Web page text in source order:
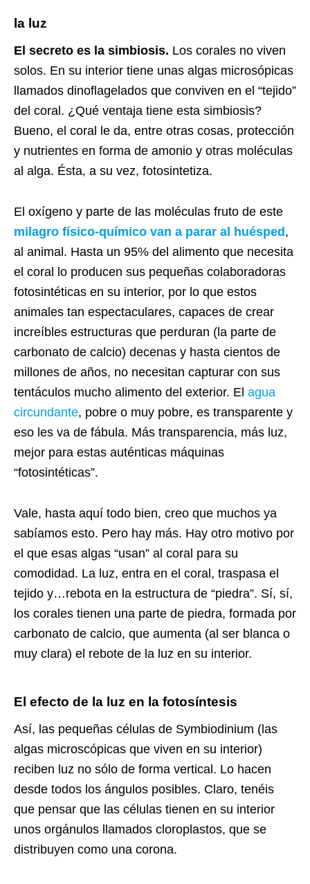
la luz
El secreto es la simbiosis. Los corales no viven
solos. En su interior tiene unas algas microsópicas
llamados dinoflagelados que conviven en el “tejido”
del coral. ¿Qué ventaja tiene esta simbiosis?
Bueno, el coral le da, entre otras cosas, protección
y nutrientes en forma de amonio y otras moléculas
al alga. Ésta, a su vez, fotosintetiza.
El oxígeno y parte de las moléculas fruto de este
milagro físico-químico van a parar al huésped ,
al animal. Hasta un 95% del alimento que necesita
el coral lo producen sus pequeñas colaboradoras
fotosintéticas en su interior, por lo que estos
animales tan espectaculares, capaces de crear
increíbles estructuras que perduran (la parte de
carbonato de calcio) decenas y hasta cientos de
millones de años, no necesitan capturar con sus
tentáculos mucho alimento del exterior. El agua
circundante, pobre o muy pobre, es transparente y
eso les va de fábula. Más transparencia, más luz,
mejor para estas auténticas máquinas
“fotosintéticas”.
Vale, hasta aquí todo bien, creo que muchos ya
sabíamos esto. Pero hay más. Hay otro motivo por
el que esas algas “usan” al coral para su
comodidad. La luz, entra en el coral, traspasa el
tejido y…rebota en la estructura de “piedra”. Sí, sí,
los corales tienen una parte de piedra, formada por
carbonato de calcio, que aumenta (al ser blanca o
muy clara) el rebote de la luz en su interior.
El efecto de la luz en la fotosíntesis
Así, las pequeñas células de Symbiodinium (las
algas microscópicas que viven en su interior)
reciben luz no sólo de forma vertical. Lo hacen
desde todos los ángulos posibles. Claro, tenéis
que pensar que las células tienen en su interior
unos orgánulos llamados cloroplastos, que se
distribuyen como una corona.